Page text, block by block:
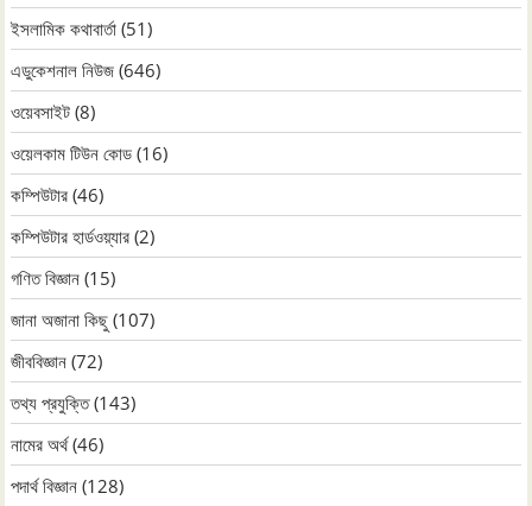
ইসলামিক কথাবার্তা (51)
এডুকেশনাল নিউজ (646)
ওয়েবসাইট (8)
ওয়েলকাম টিউন কোড (16)
কম্পিউটার (46)
কম্পিউটার হার্ডওয়্যার (2)
গণিত বিজ্ঞান (15)
জানা অজানা কিছু (107)
জীববিজ্ঞান (72)
তথ্য প্রযুক্তি(143)
নামের অর্থ(46)
পদার্থ বিজ্ঞান (128)